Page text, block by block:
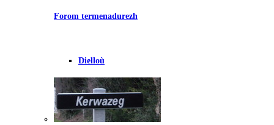
Forom termenadurezh
Dielloù